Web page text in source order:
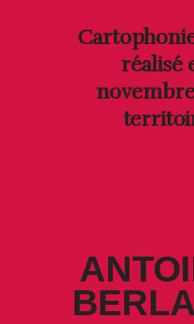
réalisé